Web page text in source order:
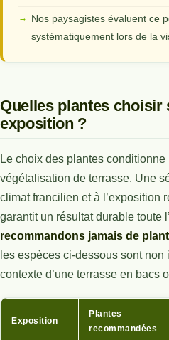
Nos paysagistes évaluent ce
systématiquement lors de la
Quelles plantes choisir
exposition ?
Le choix des plantes
végétalisation de terrasse. Une
climat francilien et à l’exposition
garantit un résultat durable toute
recommandons jamais de
les espèces ci-dessous sont
contexte d’une terrasse en bacs
Exposition
Plantes
recommandées